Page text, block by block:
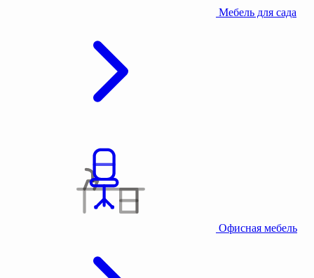
Мебель для сада
Офисная мебель